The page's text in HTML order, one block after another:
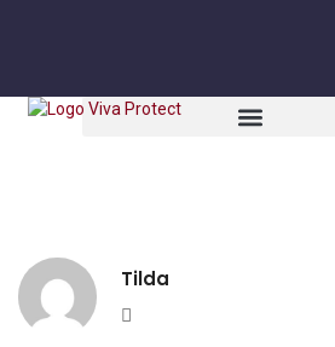
Tilda